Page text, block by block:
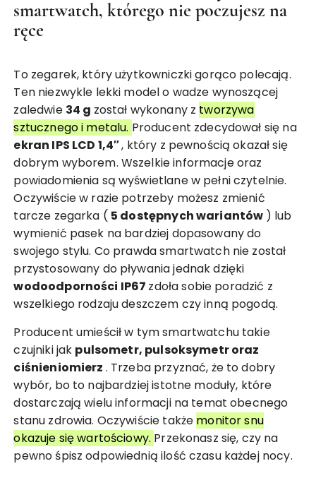
smartwatch, którego nie poczujesz na
ręce
To zegarek, który użytkowniczki gorąco polecają.
Ten niezwykle lekki model o wadze wynoszącej
zaledwie 34 g został wykonany z tworzywa
sztucznego i metalu. Producent zdecydował się na
ekran IPS LCD 1,4″, który z pewnością okazał się
dobrym wyborem. Wszelkie informacje oraz
powiadomienia są wyświetlane w pełni czytelnie.
Oczywiście w razie potrzeby możesz zmienić
tarcze zegarka ( 5 dostępnych wariantów ) lub
wymienić pasek na bardziej dopasowany do
swojego stylu. Co prawda smartwatch nie został
przystosowany do pływania jednak dzięki
wodoodporności IP67 zdoła sobie poradzić z
wszelkiego rodzaju deszczem czy inną pogodą.
Producent umieścił w tym smartwatchu takie
czujniki jak pulsometr, pulsoksymetr oraz
ciśnieniomierz . Trzeba przyznać, że to dobry
wybór, bo to najbardziej istotne moduły, które
dostarczają wielu informacji na temat obecnego
stanu zdrowia. Oczywiście także monitor snu
okazuje się wartościowy. Przekonasz się, czy na
pewno śpisz odpowiednią ilość czasu każdej nocy.